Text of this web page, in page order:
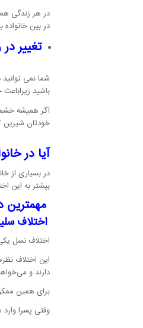
در هر زندگی
در بین
تغییر در
شما نمی
باشید
اگر همیشه
خودتان شیرین
آیا در
در بسیاری از
بیشتر به این
مهمترین
اختلاف
اختلاف نسل
این اختلاف
دارند و
برای همین
وقتی پسرا